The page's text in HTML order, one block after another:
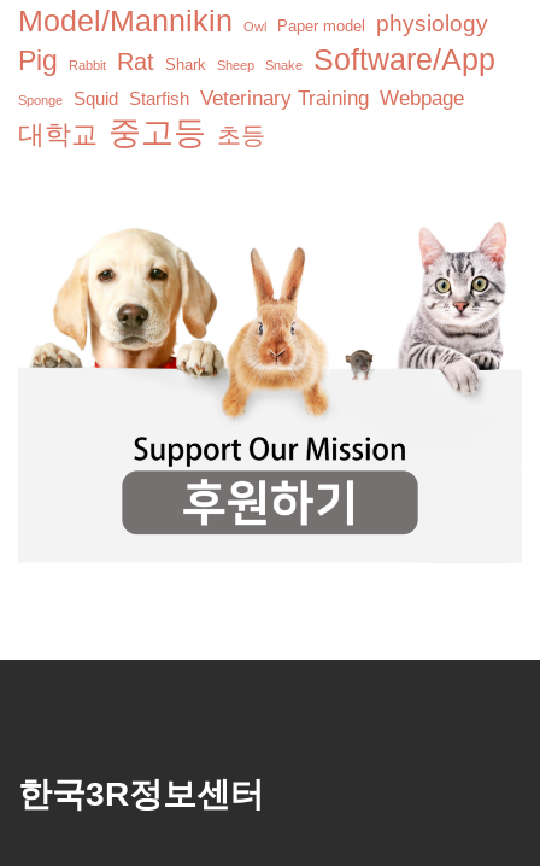
Model/Mannikin Owl Paper model physiology
Pig Rabbit Rat Shark Sheep Snake Software/App
Sponge Squid Starfish Veterinary Training Webpage
대학교 중고등 초등
한국3R정보센터